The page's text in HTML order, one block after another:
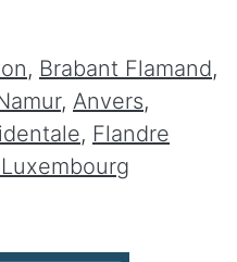
, Brabant Flamand,
, Anvers,
, Flandre